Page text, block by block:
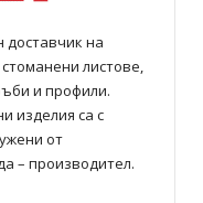
доставчик на
листове,
и профили.
изделия са с
от
– производител.